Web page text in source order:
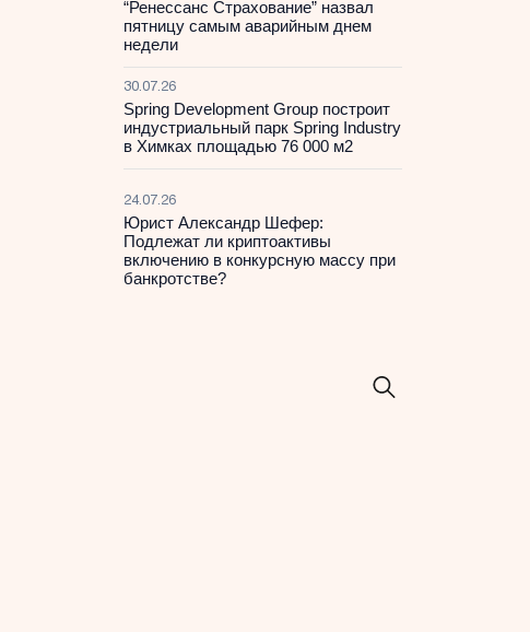
“Ренессанс Страхование” назвал
пятницу самым аварийным днем
недели
30.07.26
Spring Development Group построит
индустриальный парк Spring Industry
в Химках площадью 76 000 м2
24.07.26
Юрист Александр Шефер:
Подлежат ли криптоактивы
включению в конкурсную массу при
банкротстве?